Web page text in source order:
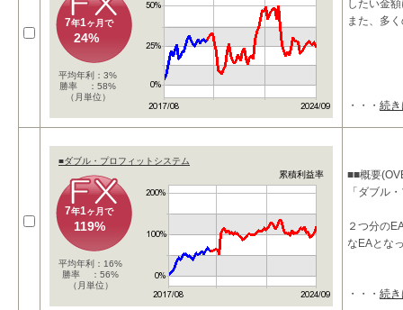
7年1ヶ月で
24%
平均年利：3%
勝率 ：58%
（月単位）
したい金
また、多
・・・ 続
■ダブル・プロフィットシステム
累積利益率
7年1ヶ月で
119%
平均年利：16%
勝率 ：56%
（月単位）
■■概要
「ダブル
２つ分の
なEAとな
【損小利
・・・ 続